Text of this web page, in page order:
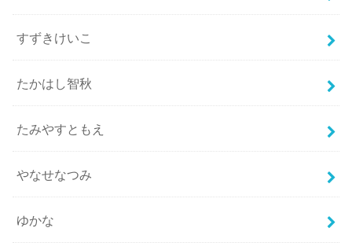
すずきけいこ
たかはし智秋
たみやすともえ
やなせなつみ
ゆかな